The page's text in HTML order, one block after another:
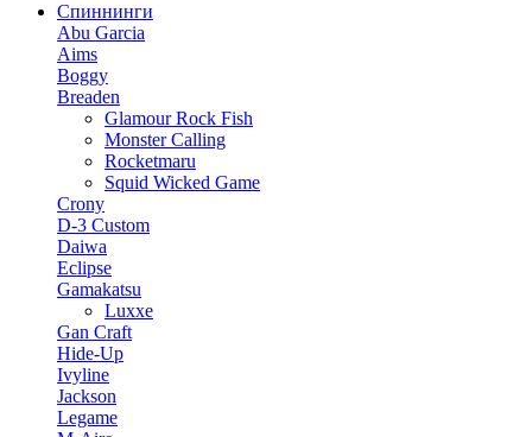
Спиннинги
Abu Garcia
Aims
Boggy
Breaden
Glamour Rock Fish
Monster Calling
Rocketmaru
Squid Wicked Game
Crony
D-3 Custom
Daiwa
Eclipse
Gamakatsu
Luxxe
Gan Craft
Hide-Up
Ivyline
Jackson
Legame